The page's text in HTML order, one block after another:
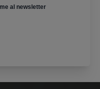
al newsletter